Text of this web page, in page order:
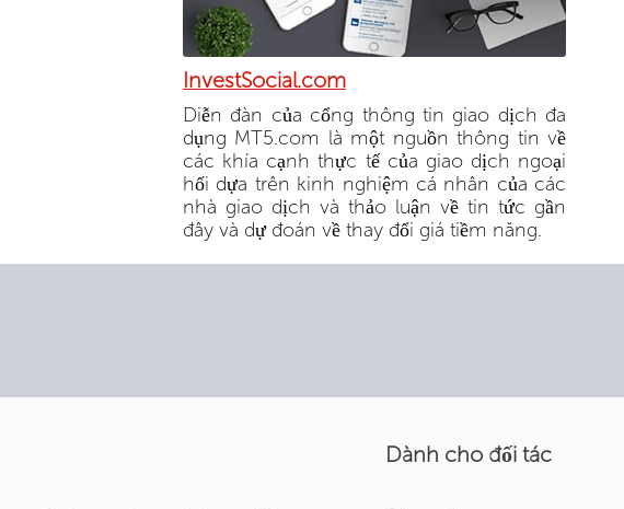
InvestSocial.com
Diễn đàn của cổng thông tin giao dịch đa
dụng MT5.com là một nguồn thông tin về
các khía cạnh thực tế của giao dịch ngoại
hối dựa trên kinh nghiệm cá nhân của các
nhà giao dịch và thảo luận về tin tức gần
đây và dự đoán về thay đổi giá tiềm năng.
Dành cho đối tác